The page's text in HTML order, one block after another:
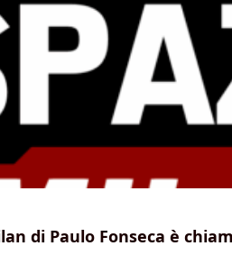
di Paulo Fonseca è